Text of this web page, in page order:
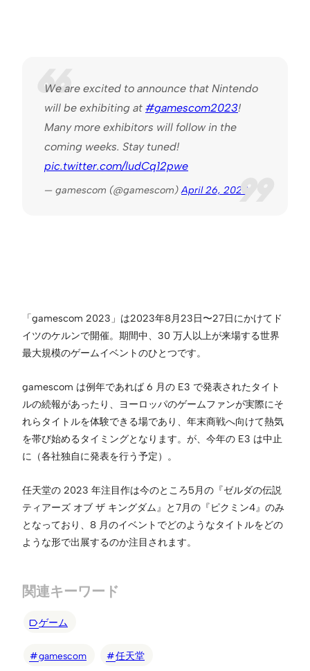
We are excited to announce that Nintendo
will be exhibiting at #gamescom2023!
Many more exhibitors will follow in the
coming weeks. Stay tuned!
pic.twitter.com/ludCq12pwe
— gamescom (@gamescom) April 26, 2023
「gamescom 2023」は2023年8月23日〜27日にかけてド
イツのケルンで開催。期間中、30 万人以上が来場する世界
最大規模のゲームイベントのひとつです。
gamescom は例年であれば 6 月の E3 で発表されたタイト
ルの続報があったり、ヨーロッパのゲームファンが実際にそ
れらタイトルを体験できる場であり、年末商戦へ向けて熱気
を帯び始めるタイミングとなります。が、今年の E3 は中止
に（各社独自に発表を行う予定）。
任天堂の 2023 年注目作は今のところ5月の『ゼルダの伝説
ティアーズ オブ ザ キングダム』と7月の『ピクミン4』のみ
となっており、8 月のイベントでどのようなタイトルをどの
ような形で出展するのか注目されます。
関連キーワード
ゲーム
gamescom 任天堂